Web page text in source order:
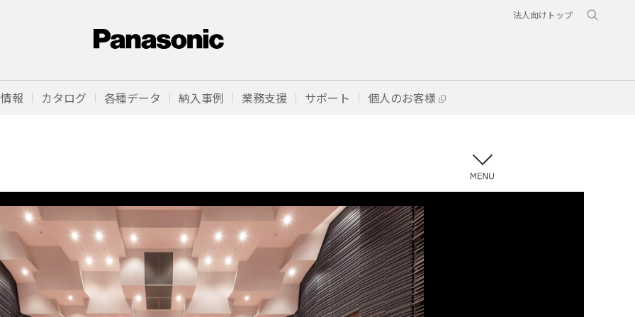
法人向けトップ
報 カタログ 各種データ 納入事例 業務支援 サポート 個人のお客様